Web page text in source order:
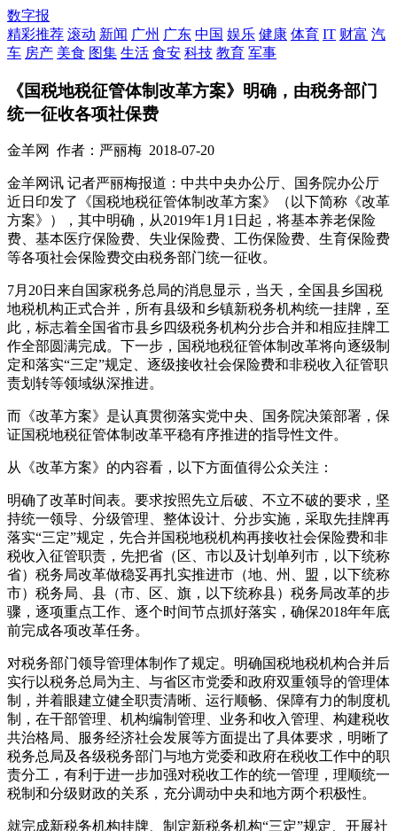
数字报
精彩推荐 滚动 新闻 广州 广东 中国 娱乐 健康 体育 IT 财富 汽
车 房产 美食 图集 生活 食安 科技 教育 军事
《国税地税征管体制改革方案》明确，由税务部门
统一征收各项社保费
金羊网 作者：严丽梅 2018-07-20
金羊网讯 记者严丽梅报道：中共中央办公厅、国务院办公厅
近日印发了《国税地税征管体制改革方案》（以下简称《改革
方案》），其中明确，从2019年1月1日起，将基本养老保险
费、基本医疗保险费、失业保险费、工伤保险费、生育保险费
等各项社会保险费交由税务部门统一征收。
7月20日来自国家税务总局的消息显示，当天，全国县乡国税
地税机构正式合并，所有县级和乡镇新税务机构统一挂牌，至
此，标志着全国省市县乡四级税务机构分步合并和相应挂牌工
作全部圆满完成。下一步，国税地税征管体制改革将向逐级制
定和落实“三定”规定、逐级接收社会保险费和非税收入征管职
责划转等领域纵深推进。
而《改革方案》是认真贯彻落实党中央、国务院决策部署，保
证国税地税征管体制改革平稳有序推进的指导性文件。
从《改革方案》的内容看，以下方面值得公众关注：
明确了改革时间表。要求按照先立后破、不立不破的要求，坚
持统一领导、分级管理、整体设计、分步实施，采取先挂牌再
落实“三定”规定，先合并国税地税机构再接收社会保险费和非
税收入征管职责，先把省（区、市以及计划单列市，以下统称
省）税务局改革做稳妥再扎实推进市（地、州、盟，以下统称
市）税务局、县（市、区、旗，以下统称县）税务局改革的步
骤，逐项重点工作、逐个时间节点抓好落实，确保2018年年底
前完成各项改革任务。
对税务部门领导管理体制作了规定。明确国税地税机构合并后
实行以税务总局为主、与省区市党委和政府双重领导的管理体
制，并着眼建立健全职责清晰、运行顺畅、保障有力的制度机
制，在干部管理、机构编制管理、业务和收入管理、构建税收
共治格局、服务经济社会发展等方面提出了具体要求，明晰了
税务总局及各级税务部门与地方党委和政府在税收工作中的职
责分工，有利于进一步加强对税收工作的统一管理，理顺统一
税制和分级财政的关系，充分调动中央和地方两个积极性。
就完成新税务机构挂牌、制定新税务机构“三定”规定、开展社